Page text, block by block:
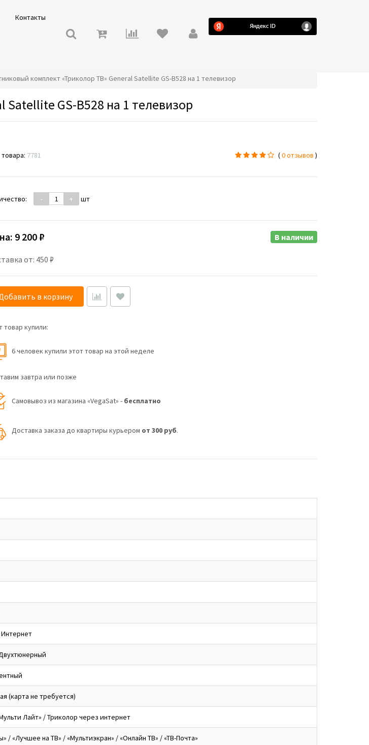
Контакты
комплект «Триколор ТВ» General Satellite GS-B528 на 1 телевизор
GS-B528 на 1 телевизор
7781 (0 отзывов )
- + шт
9 200 ₽
от: 450 ₽
В наличии
в корзину
товар купили:
6 человек купили этот товар на этой неделе
завтра или позже
Самовывоз из магазина «VegaSat» - бесплатно
Доставка заказа до квартиры курьером от 300 руб.
(карта не требуется)
Лайт» / Триколор через интернет
/ «Лучшее на ТВ» / «Мультиэкран» / «Онлайн ТВ» / «ТВ-Почта»